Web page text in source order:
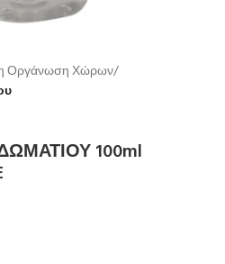
Οργάνωση Χώρων
100ml